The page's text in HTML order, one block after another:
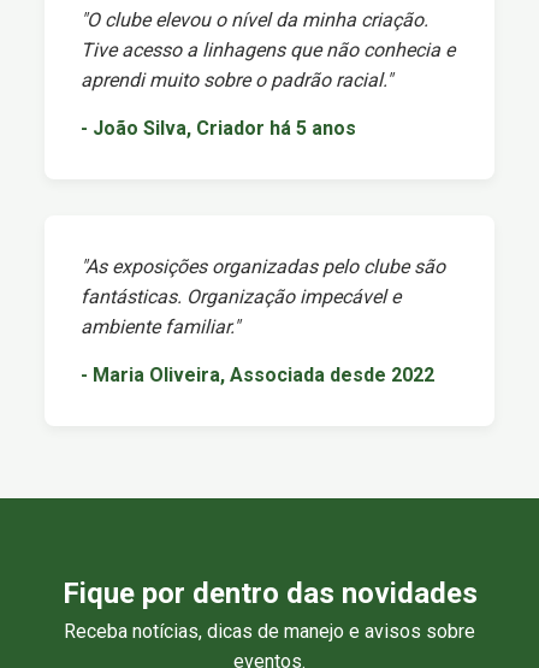
"O clube elevou o nível da minha criação.
Tive acesso a linhagens que não conhecia e
aprendi muito sobre o padrão racial."
- João Silva, Criador há 5 anos
"As exposições organizadas pelo clube são
fantásticas. Organização impecável e
ambiente familiar."
- Maria Oliveira, Associada desde 2022
Fique por dentro das novidades
Receba notícias, dicas de manejo e avisos sobre
eventos.